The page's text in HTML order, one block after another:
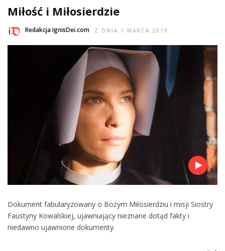
Miłość i Miłosierdzie
Redakcja IgnisDei.com Z DNIA 1 MARCA 2019
Dokument fabularyzowany o Bożym Miłosierdziu i misji Siostry
Faustyny Kowalskiej, ujawniający nieznane dotąd fakty i
niedawno ujawnione dokumenty.